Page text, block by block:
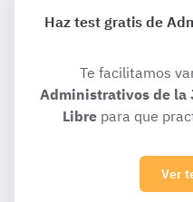
Haz test gratis de
Te facilitamos
Administrativos de la
Librepara que
Ver